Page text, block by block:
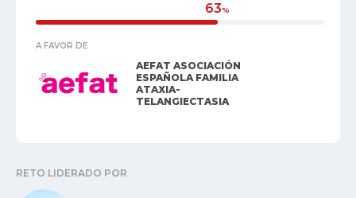
63%
A FAVOR DE
AEFAT ASOCIACIÓN
ESPAÑOLA FAMILIA
ATAXIA-
TELANGIECTASIA
RETO LIDERADO POR